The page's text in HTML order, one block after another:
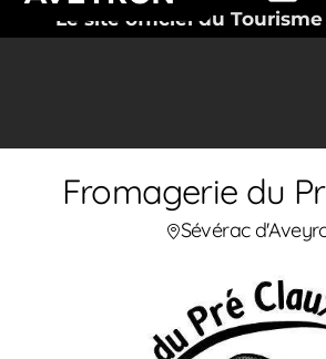
Le site officiel du
Fromagerie du
Sévérac